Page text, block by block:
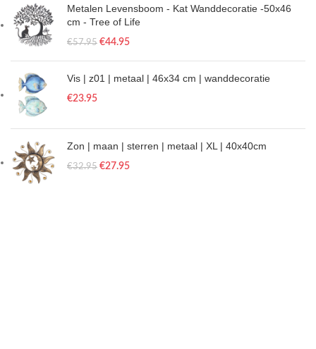
Metalen Levensboom - Kat Wanddecoratie -50x46
cm - Tree of Life
€57.95 €44.95
Vis | z01 | metaal | 46x34 cm | wanddecoratie
€23.95
Zon | maan | sterren | metaal | XL | 40x40cm
€32.95 €27.95